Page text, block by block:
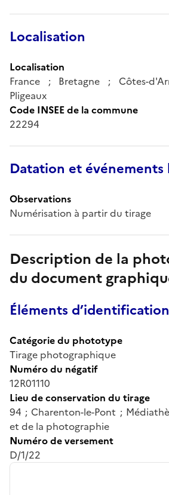
Localisation
Localisation
France ; Bretagne ; Côtes-
Pligeaux
Code INSEE de la commune
22294
Datation et événements
Observations
Numérisation à partir du tirage
Description de la
du document
Éléments d’identification
Catégorie du phototype
Tirage photographique
Numéro du négatif
12R01110
Lieu de conservation du tirage
94 ; Charenton-le-Pont ;
et de la photographie
Numéro de versement
D/1/22